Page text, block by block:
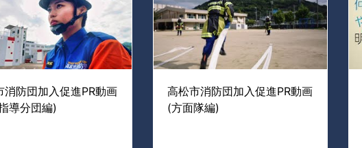
消防団加入促進PR動画
導分団編)
高松市消防団加入促進PR動画
(方面隊編)